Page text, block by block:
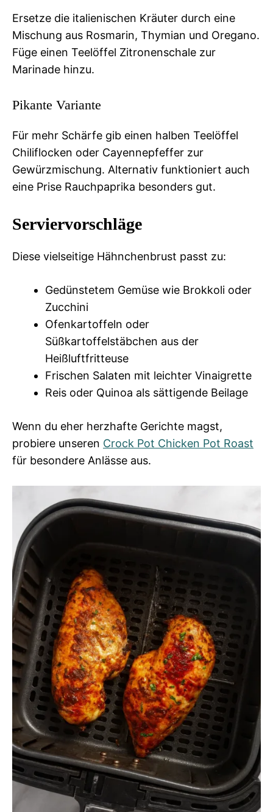
Ersetze die italienischen Kräuter durch eine
Mischung aus Rosmarin, Thymian und Oregano.
Füge einen Teelöffel Zitronenschale zur
Marinade hinzu.
Pikante Variante
Für mehr Schärfe gib einen halben Teelöffel
Chiliflocken oder Cayennepfeffer zur
Gewürzmischung. Alternativ funktioniert auch
eine Prise Rauchpaprika besonders gut.
Serviervorschläge
Diese vielseitige Hähnchenbrust passt zu:
Gedünstetem Gemüse wie Brokkoli oder
Zucchini
Ofenkartoffeln oder
Süßkartoffelstäbchen aus der
Heißluftfritteuse
Frischen Salaten mit leichter Vinaigrette
Reis oder Quinoa als sättigende Beilage
Wenn du eher herzhafte Gerichte magst,
probiere unseren Crock Pot Chicken Pot Roast
für besondere Anlässe aus.